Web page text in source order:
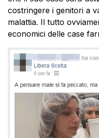
costringere i genitori a
malattia. Il tutto
economici delle case